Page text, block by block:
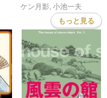
ケン月影 小池一夫
もっと見る